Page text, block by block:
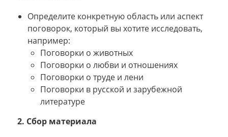
Определите конкретную область или аспект
поговорок, который вы хотите исследовать,
например:
Поговорки о животных
Поговорки о любви и отношениях
Поговорки о труде и лени
Поговорки в русской и зарубежной
литературе
2. Сбор материала